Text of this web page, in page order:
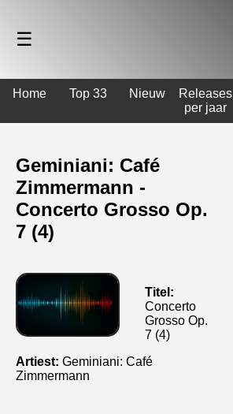
☰
Home Top 33 Nieuw
Releases
per jaar
Geminiani: Café
Zimmermann -
Concerto Grosso Op.
7 (4)
Titel:
Concerto
Grosso Op.
7 (4)
Artiest: Geminiani: Café
Zimmermann